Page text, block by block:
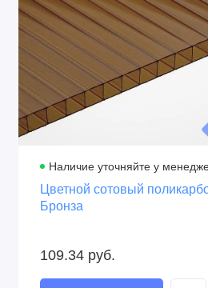
Наличие уточняйте у
Цветной сотовый
Бронза
109.34 руб.